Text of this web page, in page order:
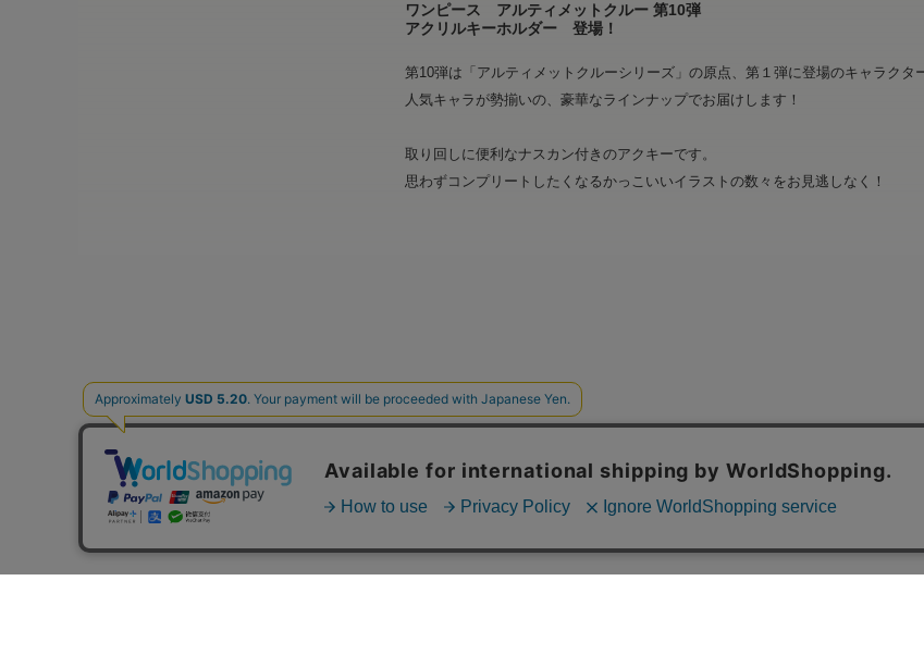
ワンピース アルティメットクルー 第10弾
アクリルキーホルダー 登場！
第10弾は「アルティメットクルーシリーズ」の原点、第１弾に登場のキャラクタ
人気キャラが勢揃いの、豪華なラインナップでお届けします！
取り回しに便利なナスカン付きのアクキーです。
思わずコンプリートしたくなるかっこいいイラストの数々をお見逃しなく！